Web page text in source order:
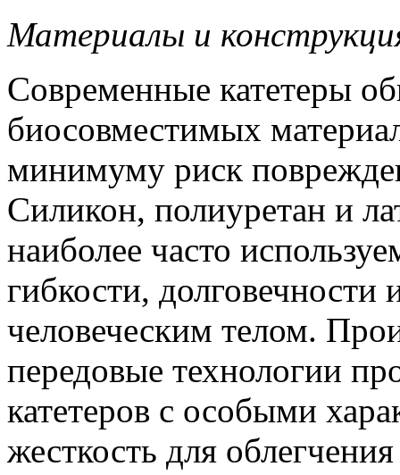
Материалы и
Современные катетеры
биосовместимых
минимуму риск
Силикон, полиуретан и
наиболее часто
гибкости, долговечности
человеческим телом.
передовые технологии
катетеров с особыми
жесткость для